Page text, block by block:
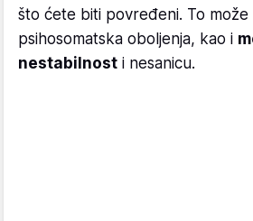
što ćete biti povređeni. To može
psihosomatska oboljenja, kao i
nestabilnost i nesanicu.